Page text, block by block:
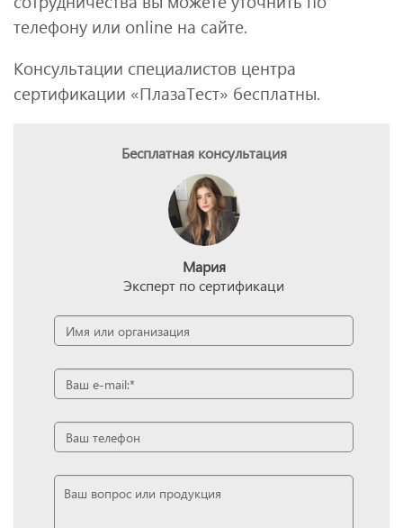
телефону или online на сайте.
Консультации специалистов центра
сертификации «ПлазаТест» бесплатны.
Бесплатная консультация
Мария
Эксперт по сертификаци